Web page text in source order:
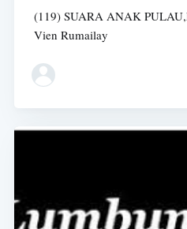
(119) SUARA ANAK
Vien Rumailay